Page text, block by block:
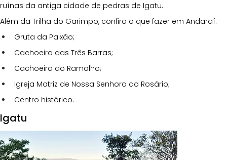
ruínas da antiga cidade de pedras de Igatu.
Além da Trilha do Garimpo, confira o que fazer em Andaraí:
Gruta da Paixão;
Cachoeira das Três Barras;
Cachoeira do Ramalho;
Igreja Matriz de Nossa Senhora do Rosário;
Centro histórico.
Igatu